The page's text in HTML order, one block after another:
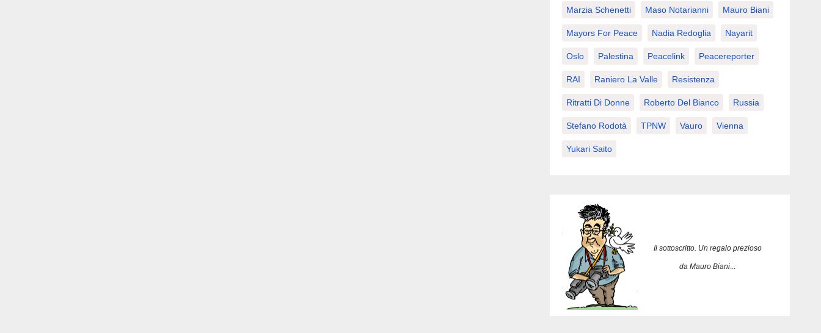
Marzia Schenetti Maso Notarianni Mauro Biani
Mayors For Peace Nadia Redoglia Nayarit
Oslo Palestina Peacelink Peacereporter
RAI Raniero La Valle Resistenza
Ritratti Di Donne Roberto Del Bianco Russia
Stefano Rodotà TPNW Vauro Vienna
Yukari Saito
Il sottoscritto. Un regalo prezioso
da Mauro Biani